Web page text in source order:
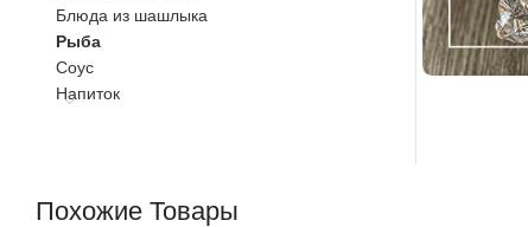
Блюда из шашлыка
Рыба
Соус
Напиток
Похожие Товары